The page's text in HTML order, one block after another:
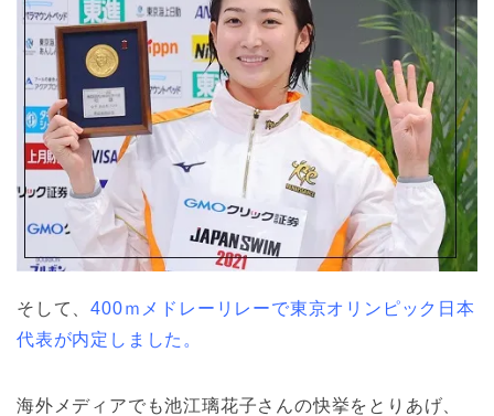
そして、400ｍメドレーリレーで東京オリンピック日本
代表が内定しました。
海外メディアでも池江璃花子さんの快挙をとりあげ、